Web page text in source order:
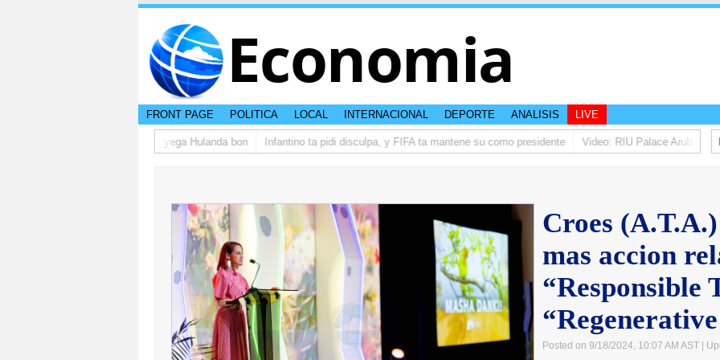
Economia
FRONT PAGE POLITICA LOCAL INTERNACIONAL DEPORTE ANALISIS LIVE
di studiantenan di Aruba a yega Hulanda bon Infantino ta pidi disculpa, y FIFA ta mantene su como presidente Video: RIU Palace Aruba ta
Croes
mas accion
“Responsible
Posted on 9/18/2024, 10:07 AM AST |